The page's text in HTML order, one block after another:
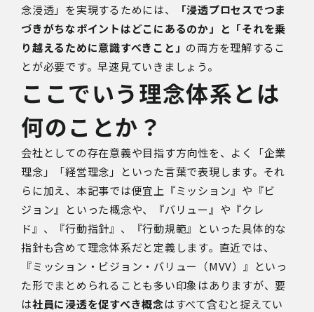
念浸透」を実現するためには、
「浸透プロセスでつま
づきがちなポイントはどこにあるのか」と「それを乗
り越えるために意識すべきこと」 の両方を理解するこ
とが必要です。早速見ていきましょう。
ここでいう理念体系とは
何のことか？
会社としての存在意義や目指す方向性を、よく「企業
理念」「経営理念」といった言葉で表現します。それ
らに加え、本記事では便宜上『ミッション』や『ビ
ジョン』といった概念や、『バリュー』や『クレ
ド』、『行動指針』、『行動規範』といった具体的な
指針も含めて理念体系だと定義します。直近では、
『ミッション・ビジョン・バリュー（MVV）』といっ
た形でまとめられることも多い印象はありますが、要
は社員に浸透を促すべき概念はすべて含むと捉えてい